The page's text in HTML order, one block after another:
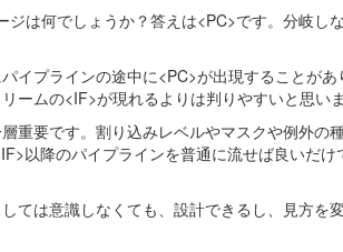
ジは何でしょうか？答えは<PC>です。分岐し
イプラインの途中に<PC>が出現することが
ームの<IF>が現れるよりは判りやすいと思い
重要です。割り込みレベルやマスクや例外の
以降のパイプラインを普通に流せば良いだ
ては意識しなくても、設計できるし、見方